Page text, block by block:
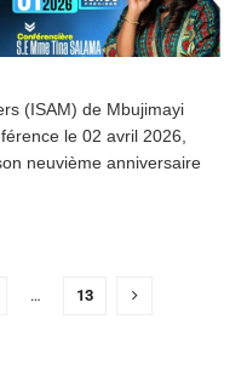
(ISAM) de Mbujimayi
le 02 avril 2026,
neuvième anniversaire
… 13